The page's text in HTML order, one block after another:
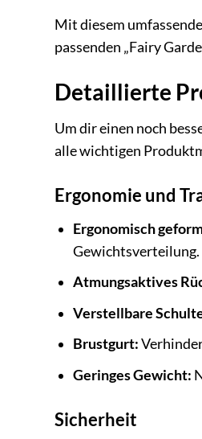
Mit diesem
passenden „Fairy
Detaillierte
Um dir einen noch
alle wichtigen
Ergonomie und
Ergonomisch
Gewichtsverteilung.
Atmungsaktives
Verstellbare
Brustgurt:
Geringes Gewicht:
Sicherheit